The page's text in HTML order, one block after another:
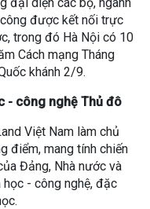
được kết nối trực
trong đó Hà Nội có 10
Cách mạng Tháng
khánh 2/9.
- công nghệ Thủ đô
Việt Nam làm chủ
điểm, mang tính chiến
Đảng, Nhà nước và
học - công nghệ, đặc